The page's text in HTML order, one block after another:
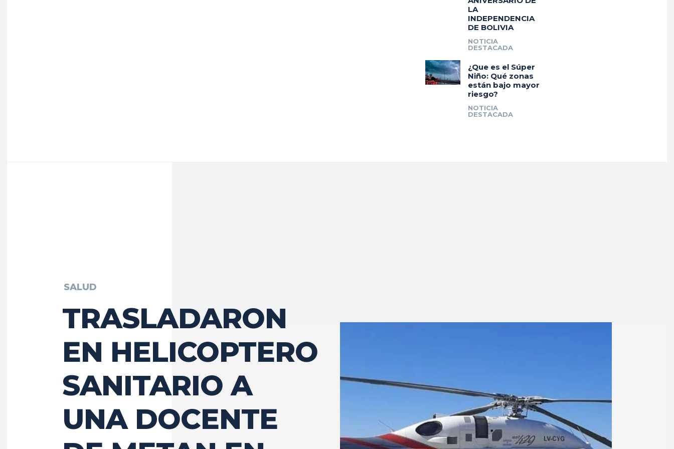
LA
INDEPENDENCIA
DE BOLIVIA
NOTICIA
DESTACADA
¿Que es el Súper
Niño: Qué zonas
están bajo mayor
riesgo?
NOTICIA
DESTACADA